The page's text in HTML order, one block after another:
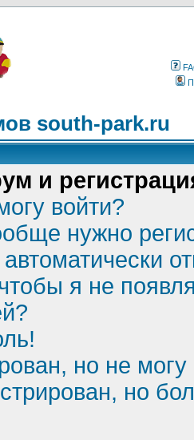
south-park.ru
и
войти?
нужно
я не
но не могу
но